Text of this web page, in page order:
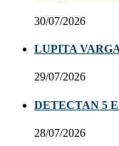
30/07/2026
LUPITA
29/07/2026
DETECTAN 5
28/07/2026